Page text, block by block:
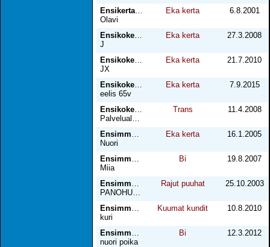
Olavi
Eka kerta 6.8.2001
J
Eka kerta 27.3.2008
JX
Eka kerta 21.7.2010
eelis 65v
Eka kerta 7.9.2015
Palvelualalla
Trans 11.4.2008
Nuori
Eka kerta 16.1.2005
Miia
Bi 19.8.2007
PANOHUORA
Rajut puuhat 25.10.2003
kuri
Kuumat kundit 10.8.2010
nuori poika
Bi 12.3.2012